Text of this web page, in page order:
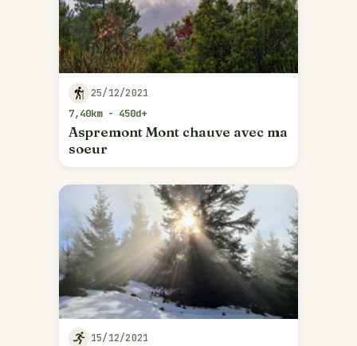
25/12/2021
7,40km - 450d+
Aspremont Mont chauve avec ma
soeur
15/12/2021